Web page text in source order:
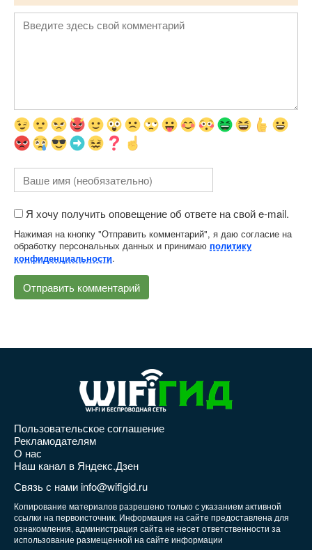
Я хочу получить оповещение об ответе на свой e-mail.
Нажимая на кнопку "Отправить комментарий", я даю согласие на
обработку персональных данных и принимаю политику
конфиденциальности.
Пользовательское соглашение
Рекламодателям
О нас
Наш канал в Яндекс.Дзен
Связь с нами info@wifigid.ru
Копирование материалов разрешено только с указанием активной
ссылки на первоисточник. Информация на сайте предоставлена для
ознакомления, администрация сайта не несет ответственности за
использование размещенной на сайте информации